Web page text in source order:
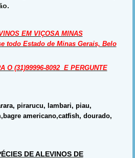
EM VIÇOSA MINAS
todo Estado de Minas Gerais, Belo
O (31)99996-8092 E PERGUNTE
pirarucu, lambari, piau,
americano,catfish, dourado,
DE ALEVINOS DE